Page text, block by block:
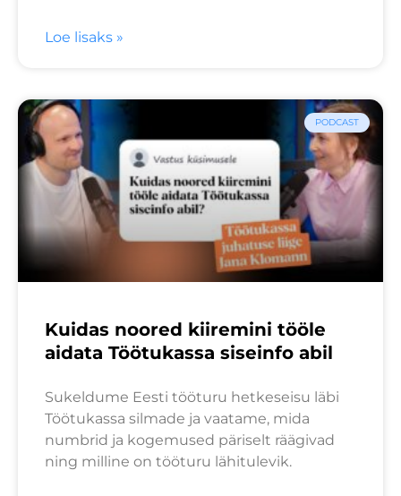
Loe lisaks »
PODCAST
Kuidas noored kiiremini tööle
aidata Töötukassa siseinfo abil
Sukeldume Eesti tööturu hetkeseisu läbi
Töötukassa silmade ja vaatame, mida
numbrid ja kogemused päriselt räägivad
ning milline on tööturu lähitulevik.